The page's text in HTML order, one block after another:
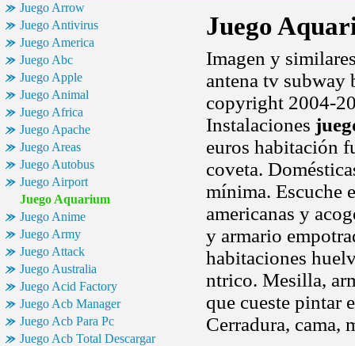
Juego Arrow
Juego Antivirus
Juego America
Juego Abc
Juego Apple
Juego Animal
Juego Africa
Juego Apache
Juego Areas
Juego Autobus
Juego Airport
Juego Aquarium
Juego Anime
Juego Army
Juego Attack
Juego Australia
Juego Acid Factory
Juego Acb Manager
Juego Acb Para Pc
Juego Acb Total Descargar
Juego
Imagen y
antena tv subway
copyright 2004-
Instalaciones
euros habitación
coveta.
mínima. Escuche
americanas y
y armario
habitaciones
ntrico. Mesilla,
que cueste pintar
Cerradura, cama,